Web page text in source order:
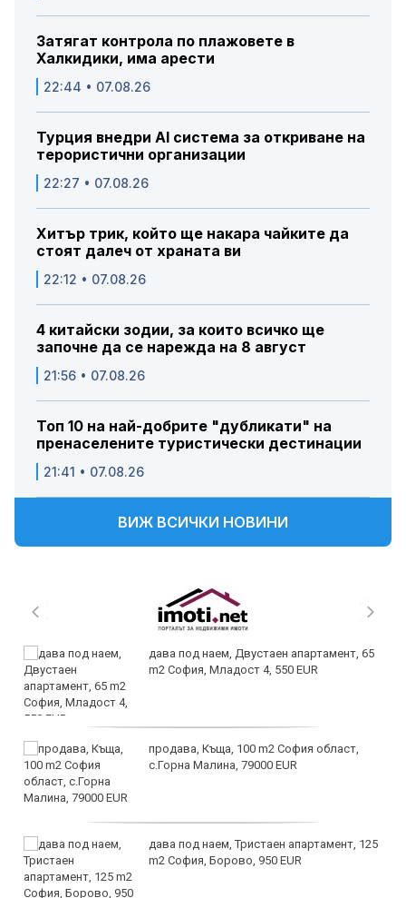
Затягат контрола по плажовете в
Халкидики, има арести
22:44 • 07.08.26
Турция внедри AI система за откриване на
терористични организации
22:27 • 07.08.26
Хитър трик, който ще накара чайките да
стоят далеч от храната ви
22:12 • 07.08.26
4 китайски зодии, за които всичко ще
започне да се нарежда на 8 август
21:56 • 07.08.26
Топ 10 на най-добрите "дубликати" на
пренаселените туристически дестинации
21:41 • 07.08.26
ВИЖ ВСИЧКИ НОВИНИ
дава под наем, Двустаен апартамент, 65
m2 София, Младост 4, 550 EUR
продава, Къща, 100 m2 София област,
с.Горна Малина, 79000 EUR
дава под наем, Тристаен апартамент, 125
m2 София, Борово, 950 EUR